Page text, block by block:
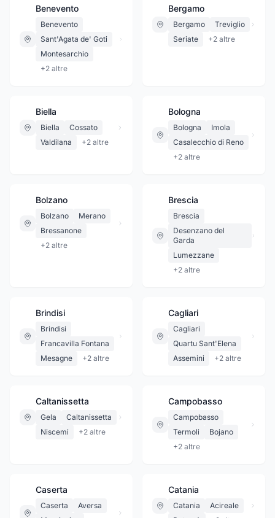
Benevento
Benevento
Sant'Agata de' Goti
Montesarchio
+2 altre
Bergamo
Bergamo
Treviglio
Seriate
+2 altre
Biella
Biella
Cossato
Valdilana
+2 altre
Bologna
Bologna
Imola
Casalecchio di Reno
+2 altre
Bolzano
Bolzano
Merano
Bressanone
+2 altre
Brescia
Brescia
Desenzano del
Garda
Lumezzane
+2 altre
Brindisi
Brindisi
Francavilla Fontana
Mesagne
+2 altre
Cagliari
Cagliari
Quartu Sant'Elena
Assemini
+2 altre
Caltanissetta
Gela
Caltanissetta
Niscemi
+2 altre
Campobasso
Campobasso
Termoli
Bojano
+2 altre
Caserta
Caserta
Aversa
Catania
Catania
Acireale